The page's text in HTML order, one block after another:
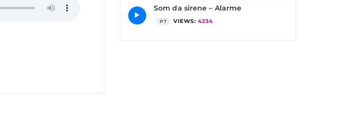
▶
Som da sirene – Alarme
PT VIEWS: 4234